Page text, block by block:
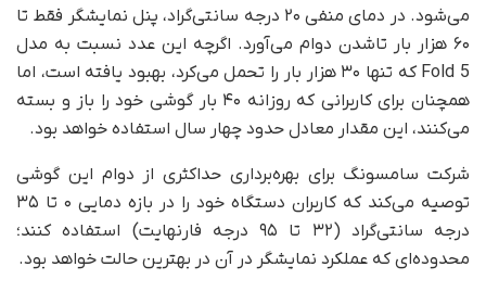
می‌شود. در دمای منفی ۲۰ درجه سانتی‌گراد، پنل نمایشگر فقط تا
۶۰ هزار بار تاشدن دوام می‌آورد. اگرچه این عدد نسبت به مدل
Fold 5 که تنها ۳۰ هزار بار را تحمل می‌کرد، بهبود یافته است، اما
همچنان برای کاربرانی که روزانه ۴۰ بار گوشی خود را باز و بسته
می‌کنند، این مقدار معادل حدود چهار سال استفاده خواهد بود.
شرکت سامسونگ برای بهره‌برداری حداکثری از دوام این گوشی
توصیه می‌کند که کاربران دستگاه خود را در بازه دمایی ۰ تا ۳۵
درجه سانتی‌گراد (۳۲ تا ۹۵ درجه فارنهایت) استفاده کنند؛
محدوده‌ای که عملکرد نمایشگر در آن در بهترین حالت خواهد بود.